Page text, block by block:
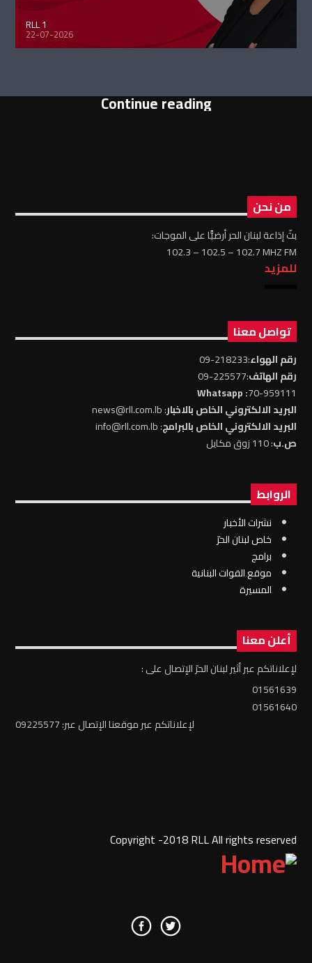
RLL 1
22-07-2026
Continue reading
من نحن
بثّ إذاعة لبنان الحر أرضيًّا على الموجات:
102.3 – 102.5 – 102.7 MHZ FM
للمزيد
تواصل معنا
رقم الهواء:218233-09
رقم الهاتف:225577-09
70-959111
: Whatsapp
البريد الالكتروني الخاص بالاخبار: news@rll.com.lb
البريد الالكتروني الخاص بالبرامج: info@rll.com.lb
ص.ب: 110 زوق مكايل
الروابط
نشرات الأخبار
خاص لبنان الحرّ
برامج
موقع القوات البنانية
المسيرة
أعلن معنا
لإعلاناتكم عبر أثير لبنان الحرّ الإتصال على :
01561639
01561640
لإعلاناتكم عبر موقعنا الإتصال عبر: 09225577
Copyright -2018 RLL All rights reserved